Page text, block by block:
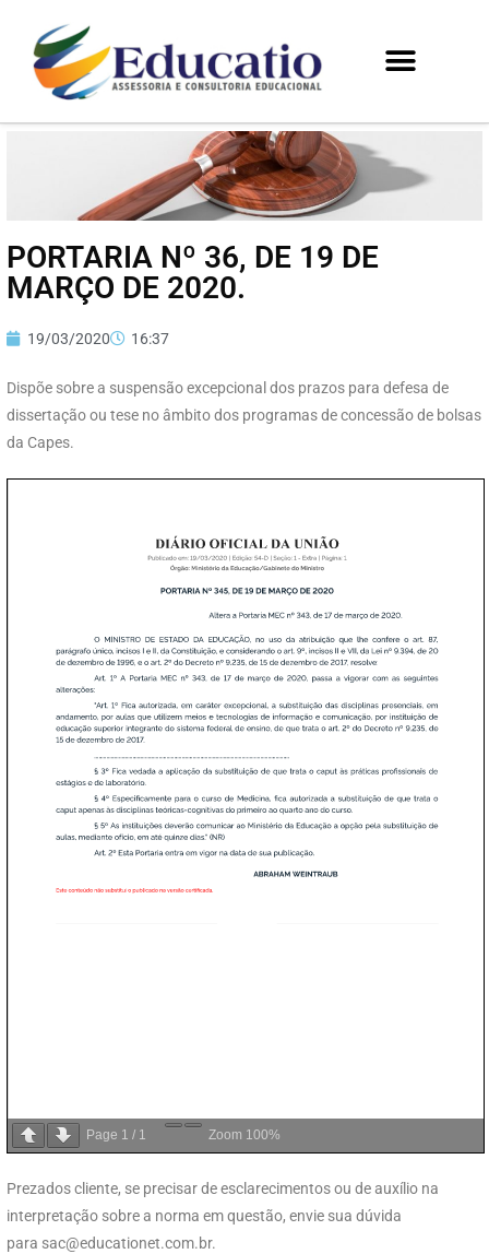
PORTARIA Nº 36, DE 19 DE
MARÇO DE 2020.
19/03/2020 16:37
Dispõe sobre a suspensão excepcional dos prazos para defesa de
dissertação ou tese no âmbito dos programas de concessão de bolsas
da Capes.
Page 1 / 1 Zoom 100%
Prezados cliente, se precisar de esclarecimentos ou de auxílio na
interpretação sobre a norma em questão, envie sua dúvida
para sac@educationet.com.br.